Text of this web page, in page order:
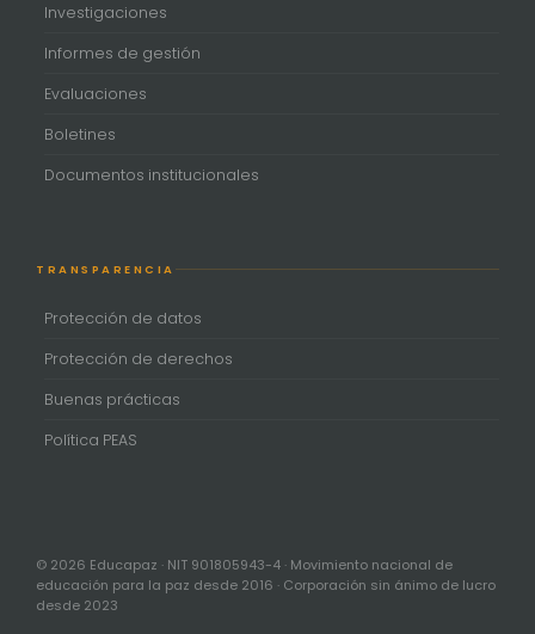
Investigaciones
Informes de gestión
Evaluaciones
Boletines
Documentos institucionales
TRANSPARENCIA
Protección de datos
Protección de derechos
Buenas prácticas
Política PEAS
© 2026 Educapaz · NIT 901805943-4 · Movimiento nacional de
educación para la paz desde 2016 · Corporación sin ánimo de lucro
desde 2023